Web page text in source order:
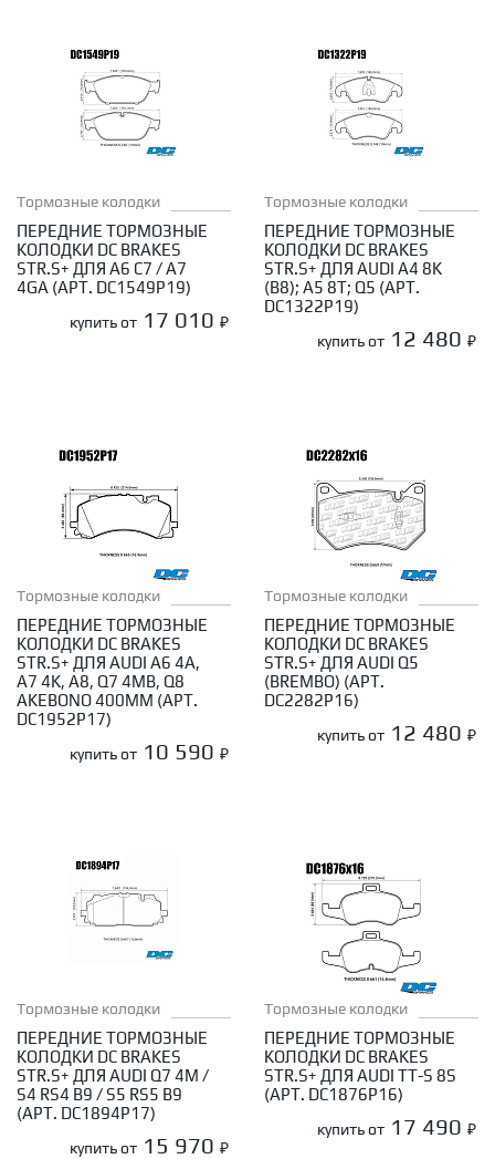
Тормозные колодки
ПЕРЕДНИЕ ТОРМОЗНЫЕ
КОЛОДКИ DC BRAKES
STR.S+ ДЛЯ A6 C7 / A7
4GA (АРТ. DC1549P19)
купить от 17 010 ₽
Тормозные колодки
ПЕРЕДНИЕ ТОРМОЗНЫЕ
КОЛОДКИ DC BRAKES
STR.S+ ДЛЯ AUDI A4 8K
(B8); A5 8T; Q5 (АРТ.
DC1322P19)
купить от 12 480 ₽
Тормозные колодки
ПЕРЕДНИЕ ТОРМОЗНЫЕ
КОЛОДКИ DC BRAKES
STR.S+ ДЛЯ AUDI A6 4A,
A7 4K, A8, Q7 4MB, Q8
AKEBONO 400ММ (АРТ.
DC1952P17)
купить от 10 590 ₽
Тормозные колодки
ПЕРЕДНИЕ ТОРМОЗНЫЕ
КОЛОДКИ DC BRAKES
STR.S+ ДЛЯ AUDI Q5
(BREMBO) (АРТ.
DC2282P16)
купить от 12 480 ₽
Тормозные колодки
ПЕРЕДНИЕ ТОРМОЗНЫЕ
КОЛОДКИ DC BRAKES
STR.S+ ДЛЯ AUDI Q7 4M /
S4 RS4 B9 / S5 RS5 B9
(АРТ. DC1894P17)
купить от 15 970 ₽
Тормозные колодки
ПЕРЕДНИЕ ТОРМОЗНЫЕ
КОЛОДКИ DC BRAKES
STR.S+ ДЛЯ AUDI TT-S 8S
(АРТ. DC1876P16)
купить от 17 490 ₽